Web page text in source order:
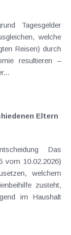
welche
Reisen) durch
resultieren –
Eltern
Das
vom 10.02.2026)
welchem
zusteht,
im Haushalt